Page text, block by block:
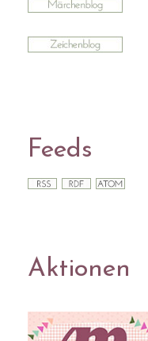
Feeds
Aktionen